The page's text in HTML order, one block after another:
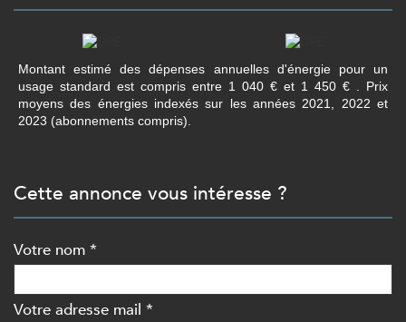
Montant estimé des dépenses annuelles d'énergie pour un
usage standard est compris entre 1 040 € et 1 450 € . Prix
moyens des énergies indexés sur les années 2021, 2022 et
2023 (abonnements compris).
cette annonce vous intéresse ?
Votre nom *
Votre adresse mail *